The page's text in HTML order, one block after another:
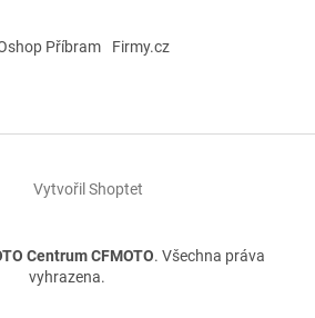
Příbram Firmy.cz
Vytvořil Shoptet
Centrum CFMOTO. Všechna práva
vyhrazena.